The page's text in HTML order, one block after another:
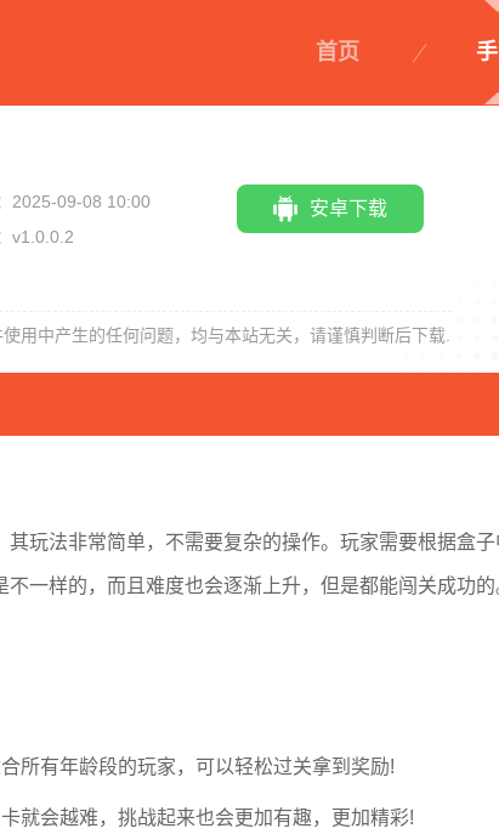
首页
2025-09-08 10:00
v1.0.0.2
安卓下载
用中产生的任何问题，均与本站无关，请谨慎判断后下载.
奇妙小茶园 纸片大作战2 洋果子店ROSE 配对故
玩法非常简单，不需要复杂的操作。玩家需要根据盒
一样的，而且难度也会逐渐上升，但是都能闯关成功
所有年龄段的玩家，可以轻松过关拿到奖励!
就会越难，挑战起来也会更加有趣，更加精彩!